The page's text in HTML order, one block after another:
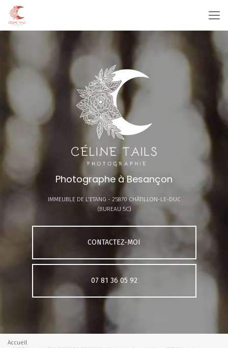
Aller
contenu
Photographe à Besançon
IMMEUBLE DE L'ETANG - 25870 CHÂTILLON-LE-DUC
(BUREAU 5C)
CONTACTEZ-MOI
07 81 36 05 92
Accueil